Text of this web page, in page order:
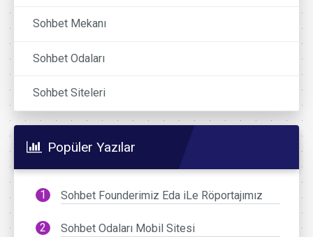
Sohbet Mekanı
Sohbet Odaları
Sohbet Siteleri
Popüler Yazılar
Sohbet Founderimiz Eda iLe Röportajımız
Sohbet Odaları Mobil Sitesi